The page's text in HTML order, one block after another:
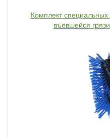
Комплект
въевшейся